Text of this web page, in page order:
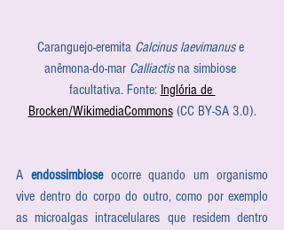
Caranguejo-eremita Calcinus laevimanus e
anêmona-do-mar Calliactis na simbiose
facultativa. Fonte: Inglória de
Brocken/WikimediaCommons (CC BY-SA 3.0).
A endossimbiose ocorre quando um organismo
vive dentro do corpo do outro, como por exemplo
as microalgas intracelulares que residem dentro